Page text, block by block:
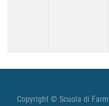
Copyright © Scuola di